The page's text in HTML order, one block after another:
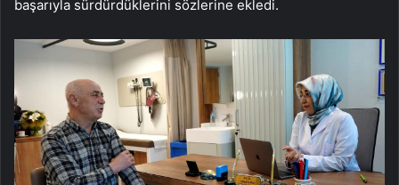
başarıyla sürdürdüklerini sözlerine ekledi.